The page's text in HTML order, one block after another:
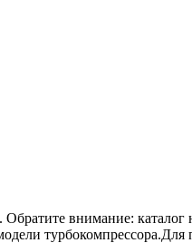
Обратите внимание: